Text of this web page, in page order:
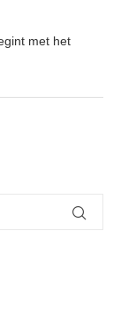
met het